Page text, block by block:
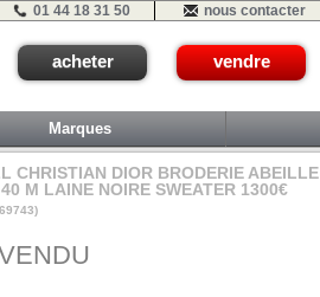
01 44 18 31 50 nous contacter
acheter vendre
Marques
CHRISTIAN DIOR BRODERIE ABEILLE
M LAINE NOIRE SWEATER 1300€